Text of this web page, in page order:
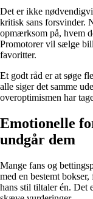
Det er ikke
kritisk sans forsvinder.
opmærksom på, hvem
Promotorer vil sælge
favoritter.
Et godt råd er at søge
alle siger det samme
overoptimismen har
Emotionelle
undgår dem
Mange fans og
med en bestemt
hans stil tiltaler én. Det